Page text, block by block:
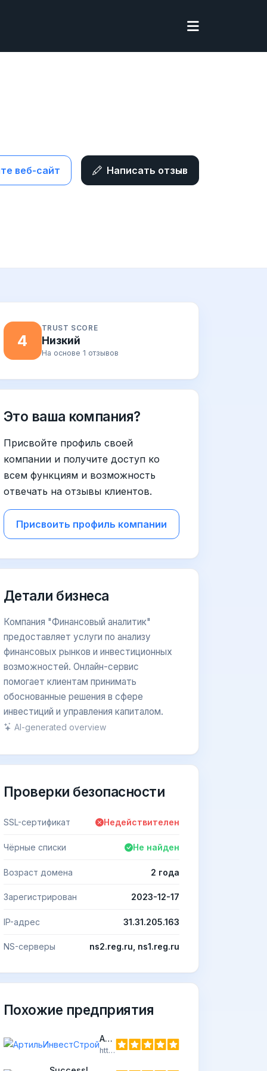
веб-сайт Написать отзыв
4
TRUST SCORE
Низкий
На основе 1 отзывов
Это ваша компания?
Присвойте профиль своей
компании и получите доступ ко
всем функциям и возможность
отвечать на отзывы клиентов.
Присвоить профиль компании
Детали бизнеса
Компания "Финансовый аналитик"
предоставляет услуги по анализу
финансовых рынков и инвестиционных
возможностей. Онлайн-сервис
помогает клиентам принимать
обоснованные решения в сфере
инвестиций и управления капиталом.
AI-generated overview
Проверки безопасности
SSL-сертификат Недействителен
Чёрные списки Не найден
Возраст домена 2 года
Зарегистрирован 2023-12-17
IP-адрес 31.31.205.163
NS-серверы ns2.reg.ru, ns1.reg.ru
Похожие предприятия
АртильИнвестСтрой
https://artil-is.ru